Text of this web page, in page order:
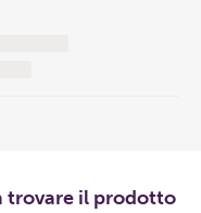
trovare il prodotto